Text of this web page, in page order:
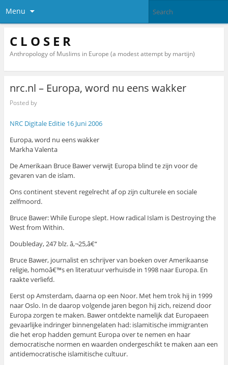
Menu
C L O S E R
Anthropology of Muslims in Europe (a modest attempt by martijn)
nrc.nl – Europa, word nu eens wakker
Posted by
NRC Digitale Editie 16 Juni 2006
Europa, word nu eens wakker
Markha Valenta
De Amerikaan Bruce Bawer verwijt Europa blind te zijn voor de
gevaren van de islam.
Ons continent stevent regelrecht af op zijn culturele en sociale
zelfmoord.
Bruce Bawer: While Europe slept. How radical Islam is Destroying the
West from Within.
Doubleday, 247 blz. â‚¬25,â€“
Bruce Bawer, journalist en schrijver van boeken over Amerikaanse
religie, homoâ€™s en literatuur verhuisde in 1998 naar Europa. En
raakte verliefd.
Eerst op Amsterdam, daarna op een Noor. Met hem trok hij in 1999
naar Oslo. In de daarop volgende jaren begon hij zich, reizend door
Europa zorgen te maken. Bawer ontdekte namelijk dat Europaeen
gevaarlijke indringer binnengelaten had: islamitische immigranten
die het erop hadden gemunt Europa over te nemen en haar
democratische normen en waarden ondergeschikt te maken aan een
antidemocratische islamitische cultuur.